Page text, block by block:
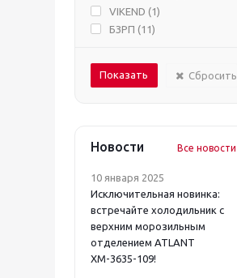
VIKEND (1)
БЗРП (11)
Сбросить
Новости Все новости
10 января 2025
Исключительная новинка:
встречайте холодильник с
верхним морозильным
отделением ATLANT
ХМ-3635-109!